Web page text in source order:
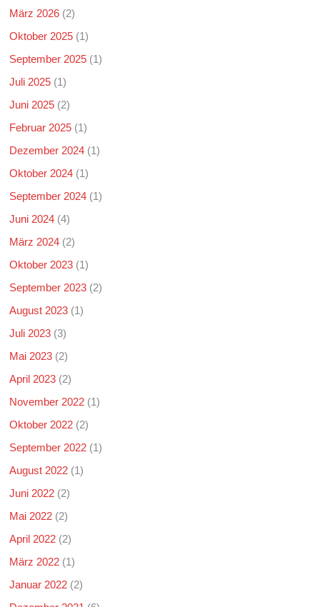
März 2026 (2)
Oktober 2025 (1)
September 2025 (1)
Juli 2025 (1)
Juni 2025 (2)
Februar 2025 (1)
Dezember 2024 (1)
Oktober 2024 (1)
September 2024 (1)
Juni 2024 (4)
März 2024 (2)
Oktober 2023 (1)
September 2023 (2)
August 2023 (1)
Juli 2023 (3)
Mai 2023 (2)
April 2023 (2)
November 2022 (1)
Oktober 2022 (2)
September 2022 (1)
August 2022 (1)
Juni 2022 (2)
Mai 2022 (2)
April 2022 (2)
März 2022 (1)
Januar 2022 (2)